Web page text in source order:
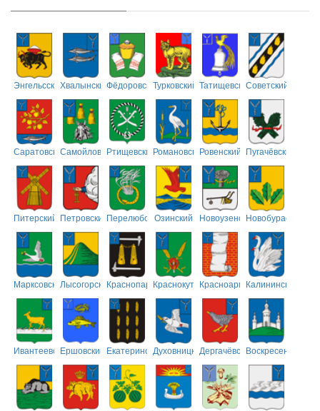
ЭнгельсскийХвалынскийФёдоровскийТурковский ТатищевскийСоветский
СаратовскийСамойловскийРтищевскийРомановскийРовенский Пугачёвский
Питерский ПетровскийПерелюбскийОзинский НовоузенскийНовобурасский
МарксовскийЛысогорскийКраснопартизанский
КраснокутскийКрасноармейский
Калининский
ИвантеевскийЕршовский ЕкатериновскийДуховницкийДергачёвскийВоскресенский